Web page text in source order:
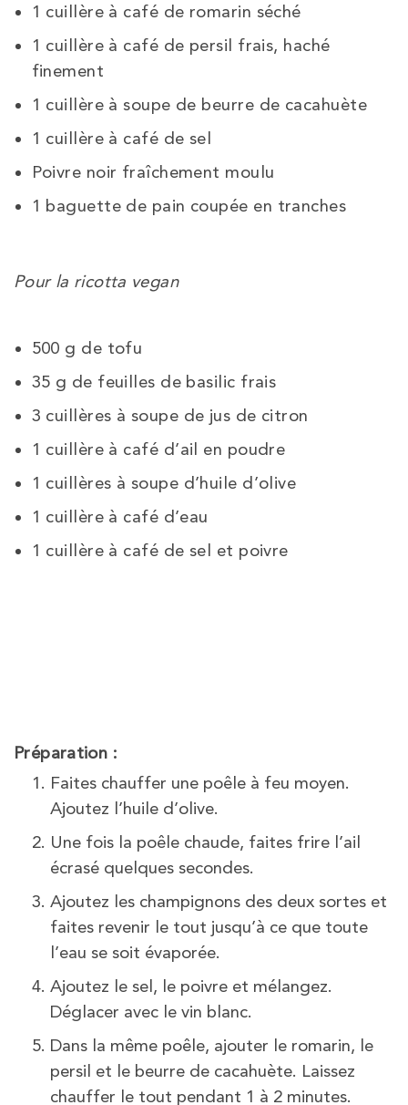
1 cuillère à café de romarin séché
1 cuillère à café de persil frais, haché
finement
1 cuillère à soupe de beurre de cacahuète
1 cuillère à café de sel
Poivre noir fraîchement moulu
1 baguette de pain coupée en tranches
Pour la ricotta vegan
500 g de tofu
35 g de feuilles de basilic frais
3 cuillères à soupe de jus de citron
1 cuillère à café d’ail en poudre
1 cuillères à soupe d’huile d’olive
1 cuillère à café d’eau
1 cuillère à café de sel et poivre
Préparation :
Faites chauffer une poêle à feu moyen.
Ajoutez l’huile d’olive.
Une fois la poêle chaude, faites frire l’ail
écrasé quelques secondes.
Ajoutez les champignons des deux sortes et
faites revenir le tout jusqu’à ce que toute
l’eau se soit évaporée.
Ajoutez le sel, le poivre et mélangez.
Déglacer avec le vin blanc.
Dans la même poêle, ajouter le romarin, le
persil et le beurre de cacahuète. Laissez
chauffer le tout pendant 1 à 2 minutes.